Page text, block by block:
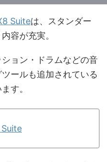
Suiteは、スタンダー
容が充実。
ョン・ドラムなどの音
ールも追加されている
す。